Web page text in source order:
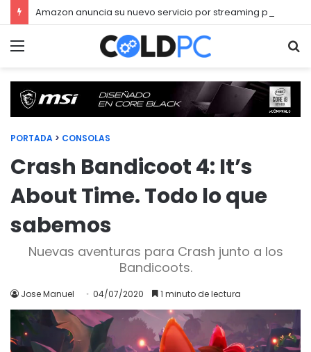
Menú
PORTADA > CONSOLAS
Crash Bandicoot 4: It’s
About Time. Todo lo que
sabemos
Nuevas aventuras para Crash junto a los
Bandicoots.
Jose Manuel 04/07/2020 1 minuto de lectura